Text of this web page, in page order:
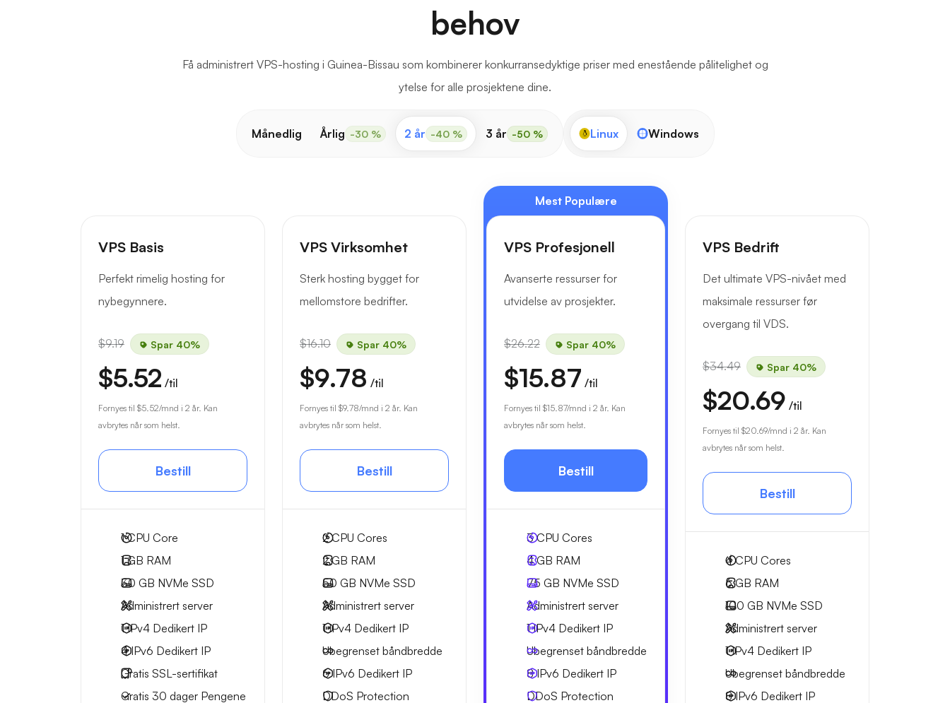
behov
Få administrert VPS-hosting i Guinea-Bissau som kombinerer konkurransedyktige priser med enestående pålitelighet og
ytelse for alle prosjektene dine.
Månedlig Årlig -30 % 2 år -40 % 3 år -50 % Linux Windows
VPS Basis
Perfekt rimelig hosting for
nybegynnere.
$9.19 Spar 40%
$5.52 /til
Fornyes til $5.52/mnd i 2 år. Kan
avbrytes når som helst.
Bestill
1CPU Core
1 GB RAM
30 GB NVMe SSD
Administrert server
1 IPv4 Dedikert IP
4 IPv6 Dedikert IP
Gratis SSL-sertifikat
Gratis 30 dager Pengene
VPS Virksomhet
Sterk hosting bygget for
mellomstore bedrifter.
$16.10 Spar 40%
$9.78 /til
Fornyes til $9.78/mnd i 2 år. Kan
avbrytes når som helst.
Bestill
2CPU Cores
2 GB RAM
50 GB NVMe SSD
Administrert server
1 IPv4 Dedikert IP
Ubegrenset båndbredde
6 IPv6 Dedikert IP
DDoS Protection
Mest Populære
VPS Profesjonell
Avanserte ressurser for
utvidelse av prosjekter.
$26.22 Spar 40%
$15.87 /til
Fornyes til $15.87/mnd i 2 år. Kan
avbrytes når som helst.
Bestill
3CPU Cores
4 GB RAM
75 GB NVMe SSD
Administrert server
1 IPv4 Dedikert IP
Ubegrenset båndbredde
8 IPv6 Dedikert IP
DDoS Protection
VPS Bedrift
Det ultimate VPS-nivået med
maksimale ressurser før
overgang til VDS.
$34.49 Spar 40%
$20.69 /til
Fornyes til $20.69/mnd i 2 år. Kan
avbrytes når som helst.
Bestill
4CPU Cores
6 GB RAM
100 GB NVMe SSD
Administrert server
1 IPv4 Dedikert IP
Ubegrenset båndbredde
8 IPv6 Dedikert IP